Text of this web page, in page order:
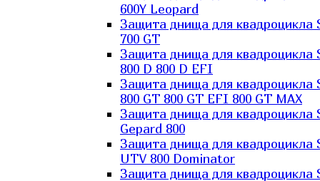
600Y Leopard
Защита днища для квадроцикла
700 GT
Защита днища для квадроцикла
800 D 800 D EFI
Защита днища для квадроцикла
800 GT 800 GT EFI 800 GT MAX
Защита днища для квадроцикла
Gepard 800
Защита днища для квадроцикла
UTV 800 Dominator
Защита днища для квадроцикла